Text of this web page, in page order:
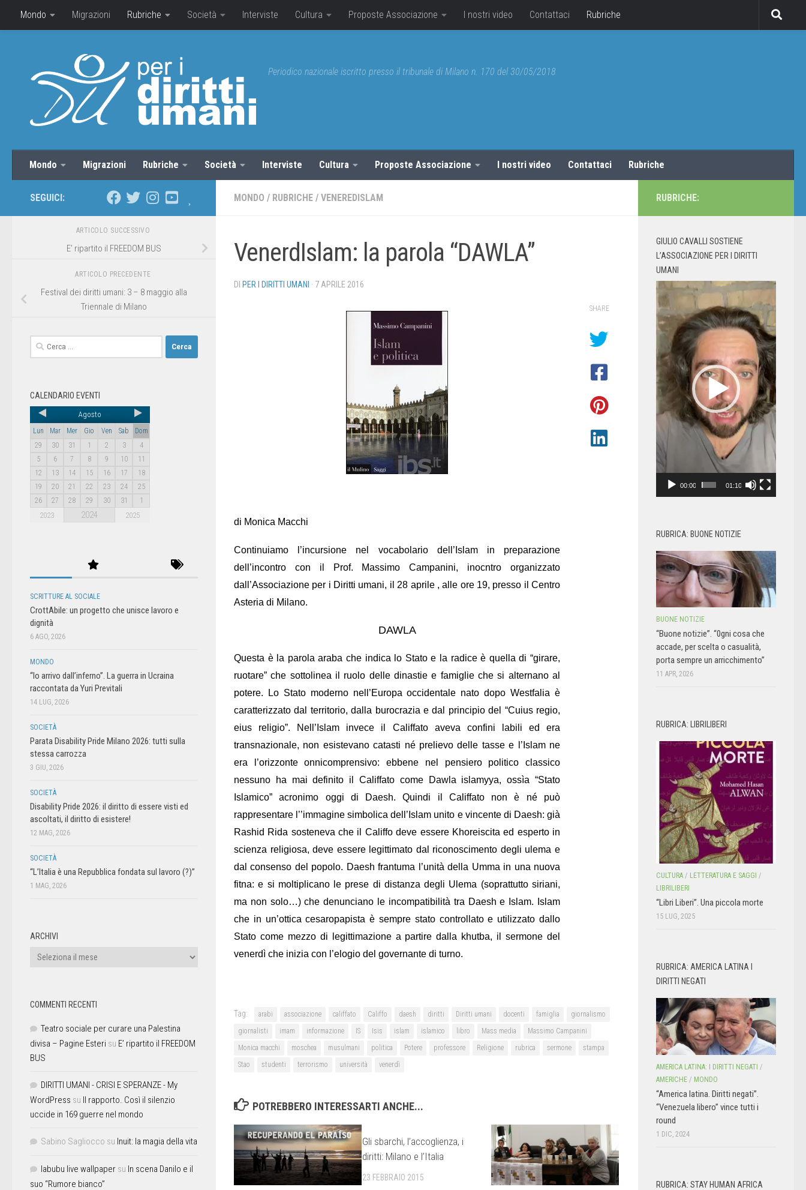
Mondo Migrazioni Rubriche Società Interviste Cultura Proposte Associazione I nostri video Contattaci Rubriche
Periodico nazionale iscritto presso il tribunale di Milano n. 170 del 30/05/2018
Mondo Migrazioni Rubriche Società Interviste Cultura Proposte Associazione I nostri video Contattaci Rubriche
MONDO / RUBRICHE / VENEREDISLAM
VenerdIslam: la parola “DAWLA”
DI PER I DIRITTI UMANI · 7 APRILE 2016
di Monica Macchi
Continuiamo l’incursione nel vocabolario dell’Islam in preparazione
dell’incontro con il Prof. Massimo Campanini, inocntro organizzato
dall’Associazione per i Diritti umani, il 28 aprile , alle ore 19, presso il Centro
Asteria di Milano.
DAWLA
Questa è la parola araba che indica lo Stato e la radice è quella di “girare,
ruotare” che sottolinea il ruolo delle dinastie e famiglie che si alternano al
potere. Lo Stato moderno nell’Europa occidentale nato dopo Westfalia è
caratterizzato dal territorio, dalla burocrazia e dal principio del “Cuius regio,
eius religio”. Nell’Islam invece il Califfato aveva confini labili ed era
transnazionale, non esistevano catasti né prelievo delle tasse e l’Islam ne
era l’orizzonte onnicomprensivo: ebbene nel pensiero politico classico
nessuno ha mai definito il Califfato come Dawla islamyya, ossìa “Stato
Islamico” acronimo oggi di Daesh. Quindi il Califfato non è né può
rappresentare l’’immagine simbolica dell’Islam unito e vincente di Daesh: già
Rashid Rida sosteneva che il Califfo deve essere Khoreiscita ed esperto in
scienza religiosa, deve essere legittimato dal riconoscimento degli ulema e
dal consenso del popolo. Daesh frantuma l’unità della Umma in una nuova
fitna: e si moltiplicano le prese di distanza degli Ulema (soprattutto siriani,
ma non solo…) che denunciano le incompatibilità tra Daesh e Islam. Islam
che in un’ottica cesaropapista è sempre stato controllato e utilizzato dallo
Stato come mezzo di legittimazione a partire dalla khutba, il sermone del
venerdì che inizia con l’elogio del governante di turno.
SHARE
Tag: arabi associazione califfato Califfo daesh diritti Diritti umani docenti famiglia
giornalismo
giornalisti
imam informazione IS Isis islam islamico libro Mass media
Massimo Campanini
Monica macchi
moschea musulmani politica Potere professore Religione rubrica sermone
stampa
Stao
studenti terrorismo università venerdì
POTREBBERO INTERESSARTI ANCHE...
Gli sbarchi, l’accoglienza, i
diritti: Milano e l’Italia
23 FEBBRAIO 2015
SEGUICI:
ARTICOLO SUCCESSIVO
E’ ripartito il FREEDOM BUS
ARTICOLO PRECEDENTE
Festival dei diritti umani: 3 – 8 maggio alla
Triennale di Milano
CALENDARIO EVENTI
Agosto
Lun Mar Mer Gio Ven Sab
Dom
29
30 31 1 2 3
4
5
6 7 8 9 10
11
12
13 14 15 16 17
18
19
20 21 22 23 24
25
26
27 28 29 30 31 1
2023 2024 2025
SCRITTURE AL SOCIALE
CrottAbile: un progetto che unisce lavoro e
dignità
6 AGO, 2026
MONDO
“Io arrivo dall’inferno”. La guerra in Ucraina
raccontata da Yuri Previtali
14 LUG, 2026
SOCIETÀ
Parata Disability Pride Milano 2026: tutti sulla
stessa carrozza
3 GIU, 2026
SOCIETÀ
Disability Pride 2026: il diritto di essere visti ed
ascoltati, il diritto di esistere!
12 MAG, 2026
SOCIETÀ
“L’Italia è una Repubblica fondata sul lavoro (?)”
1 MAG, 2026
ARCHIVI
COMMENTI RECENTI
Teatro sociale per curare una Palestina
divisa – Pagine Esteri su E’ ripartito il FREEDOM
BUS
DIRITTI UMANI - CRISI E SPERANZE - My
WordPress su Il rapporto. Così il silenzio
uccide in 169 guerre nel mondo
Sabino Sagliocco su Inuit: la magia della vita
labubu live wallpaper su In scena Danilo e il
suo “Rumore bianco”
RUBRICHE:
GIULIO CAVALLI SOSTIENE
L’ASSOCIAZIONE PER I DIRITTI
UMANI
Video
Player
00:00 01:10
RUBRICA: BUONE NOTIZIE
BUONE NOTIZIE
“Buone notizie”. “0gni cosa che
accade, per scelta o casualità,
porta sempre un arricchimento”
11 APR, 2026
RUBRICA: LIBRILIBERI
CULTURA / LETTERATURA E SAGGI /
LIBRILIBERI
“Libri Liberi”. Una piccola morte
15 LUG, 2025
RUBRICA: AMERICA LATINA I
DIRITTI NEGATI
AMERICA LATINA: I DIRITTI NEGATI /
AMERICHE / MONDO
“America latina. Diritti negati”.
“Venezuela libero” vince tutti i
round
1 DIC, 2024
RUBRICA: STAY HUMAN AFRICA